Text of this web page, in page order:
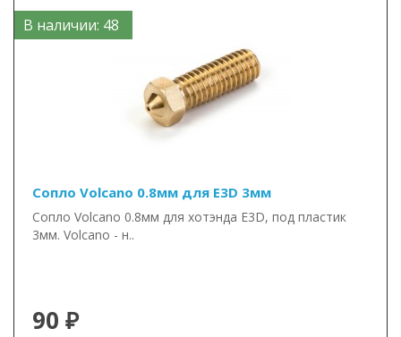
В наличии: 48
Сопло Volcano 0.8мм для E3D 3мм
Сопло Volcano 0.8мм для хотэнда E3D, под пластик
3мм. Volcano - н..
90 ₽